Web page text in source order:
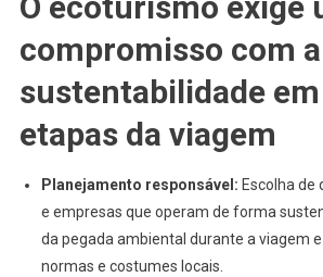
compromisso com a
sustentabilidade
etapas da viagem
Planejamento responsável: Escolha de
e empresas que operam de forma
da pegada ambiental durante a viagem
normas e costumes locais.